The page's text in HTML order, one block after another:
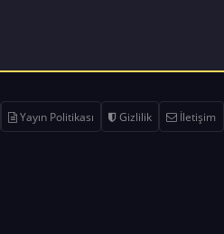
Yayın Politikası Gizlilik İletişim